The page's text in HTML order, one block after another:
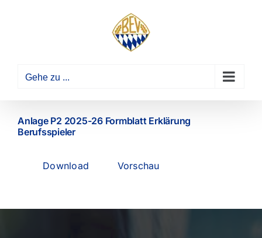
Gehe zu ...
Anlage P2 2025-26 Formblatt Erklärung
Berufsspieler
Download Vorschau